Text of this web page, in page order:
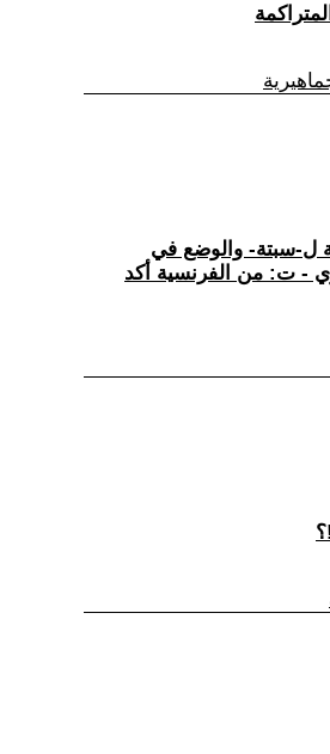
ل-سبتة- والوضع في
- ت: من الفرنسية أكد